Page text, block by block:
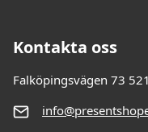
Kontakta oss
Falköpingsvägen 73